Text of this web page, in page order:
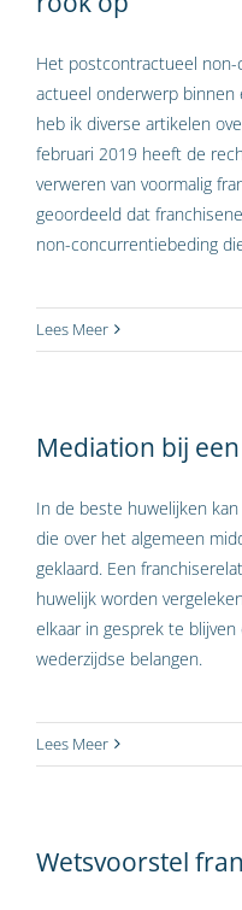
Het postcontractueel
actueel onderwerp binnen
heb ik diverse artikelen
februari 2019 heeft de
verweren van voormalig
geoordeeld dat
non-concurrentiebeding
Lees Meer
Mediation bij
In de beste huwelijken
die over het algemeen
geklaard. Een
huwelijk worden
elkaar in gesprek te
wederzijdse belangen.
Lees Meer
Wetsvoorstel